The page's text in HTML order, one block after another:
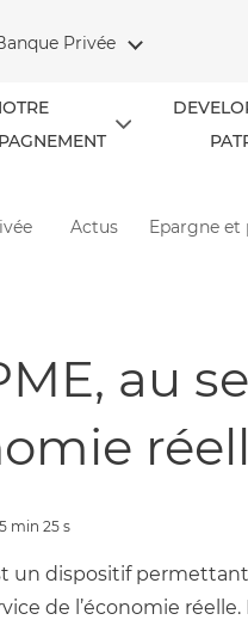
Privée
Actus Epargne et
au
5 min 25 s
un dispositif
de l’économie réelle.